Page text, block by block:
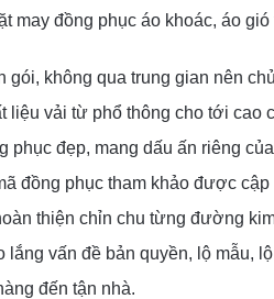
may đồng phục áo khoác, áo
gói, không qua trung gian nên
liệu vải từ phổ thông cho tới cao
phục đẹp, mang dấu ấn riêng
đồng phục tham khảo được
thiện chỉn chu từng đường
lắng vấn đề bản quyền, lộ mẫu,
đến tận nhà.